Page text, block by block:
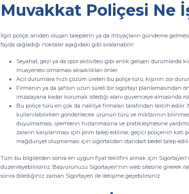
Muvakkat Poliçesi Ne
İlgili poliçe, aniden oluşan taleplerin ya da ihtiyaçların gündeme
fayda sağladığı noktalar aşağıdaki gibi sıralanabilir:
Seyahat, gezi ya da spor aktivitesi gibi anlık gelişen durumlarda
muayenesi olmaması aksaklıkları önler.
Acil durumlara hızlı çözüm üreten bu poliçe türü, kişinin zor
Firmanın ya da şahsın uzun süreli bir sigortayı planlamasından
imzalayana kadar korumak istediği alanı güvenceye almasında
Bu poliçe türü en çok da nakliye firmaları tarafından tercih
kullanılabilirken gönderilecek ürünün türü ve miktarının
duyulmaması, işlemlerin hızlanmasına ve pratikleşmesine
zararın karşılanması için prim talep edilirse, geçici poliçenin
mağduriyet oluşmaması için sigortalıdan standart bedel talep
Tüm bu bilgilerden sonra en uygun fiyat teklifini almak için
düzenleyebilirsiniz. Başvurunuzu Sigortayeri'nin web sitesine girerek
sonra dilediğiniz zaman Sigortayeri ile iletişime geçebilirsiniz.